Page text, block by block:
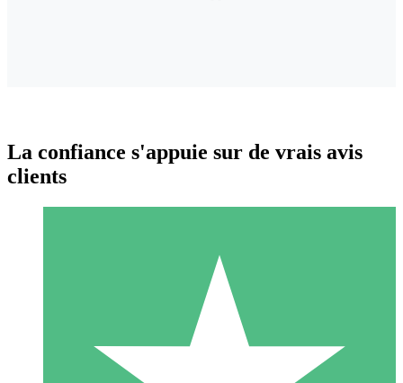
Packs de Crédits Individuels
Payez à l'utilisation avec des crédits de téléchargement. Sans
La confiance s'appuie sur de vrais avis
clients